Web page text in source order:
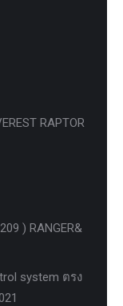
RAPTOR
) RANGER&
system ตรง